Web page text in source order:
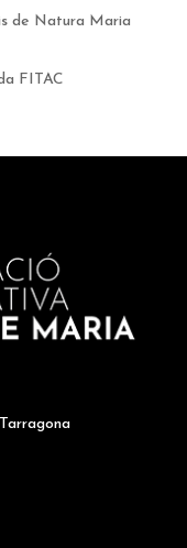
de Natura Maria
FITAC